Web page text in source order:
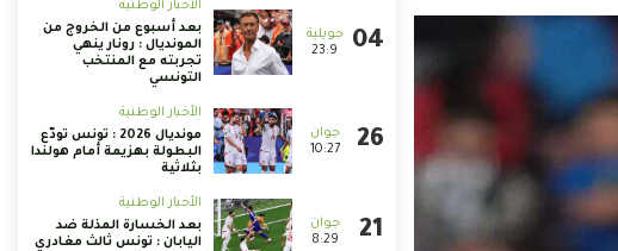
23:9
الأخبار الوطنية
بعد أسبوع من الخروج من
المونديال : رونار ينهي
تجربته مع المنتخب
التونسي
10:27
الأخبار الوطنية
مونديال 2026 : تونس تودّع
البطولة بهزيمة أمام هولندا
بثلاثية
8:29
الأخبار الوطنية
بعد الخسارة المذلة ضد
اليابان : تونس ثالث مغادري